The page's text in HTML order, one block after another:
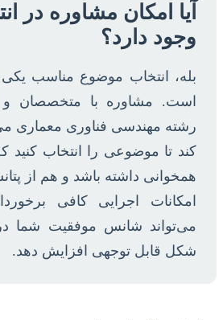
آیا امکان مشاوره در
وجود دارد؟
بله، انتخاب موضوع مناسب یکی
است. مشاوره با متخصصان و
رشته مهندسی فناوری معماری
کند تا موضوعی را انتخاب کنید
همخوانی داشته باشد و هم از
امکانات اجرایی کافی
می‌تواند شانس موفقیت شما
شکل قابل توجهی افزایش دهد.